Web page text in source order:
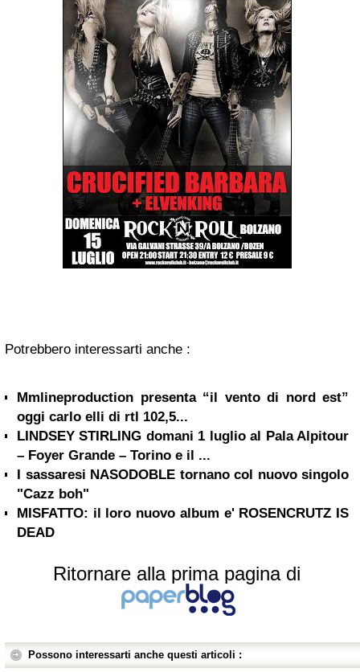
Potrebbero interessarti anche :
Mmlineproduction presenta “il vento di nord est”
oggi carlo elli di rtl 102,5...
LINDSEY STIRLING domani 1 luglio al Pala Alpitour
– Foyer Grande – Torino e il ...
I sassaresi NASODOBLE tornano col nuovo singolo
"Cazz boh"
MISFATTO: il loro nuovo album e' ROSENCRUTZ IS
DEAD
Ritornare alla prima pagina di
Possono interessarti anche questi articoli :